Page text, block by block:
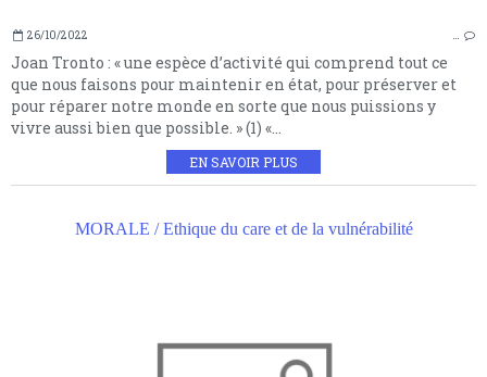
26/10/2022 …
Joan Tronto : « une espèce d’activité qui comprend tout ce
que nous faisons pour maintenir en état, pour préserver et
pour réparer notre monde en sorte que nous puissions y
vivre aussi bien que possible. » (1) «...
EN SAVOIR PLUS
MORALE / Ethique du care et de la vulnérabilité